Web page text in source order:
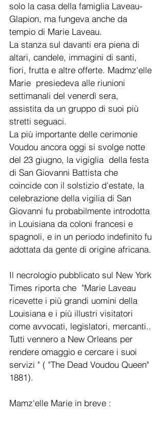
solo la casa della famiglia Laveau-
Glapion, ma fungeva anche da
tempio di Marie Laveau.
La stanza sul davanti era piena di
altari, candele, immagini di santi,
fiori, frutta e altre offerte. Madmz'elle
Marie  presiedeva alle riunioni
settimanali del venerdì sera,
assistita da un gruppo di suoi più
stretti seguaci.
La più importante delle cerimonie
Voudou ancora oggi si svolge notte
del 23 giugno, la vigiglia  della festa
di San Giovanni Battista che
coincide con il solstizio d'estate, la
celebrazione della vigilia di San
Giovanni fu probabilmente introdotta
in Louisiana da coloni francesi e
spagnoli, e in un periodo indefinito fu
adottata da gente di origine africana.
Il necrologio pubblicato sul New York
Times riporta che  "Marie Laveau
ricevette i più grandi uomini della
Louisiana e i più illustri visitatori
come avvocati, legislatori, mercanti..
Tutti vennero a New Orleans per
rendere omaggio e cercare i suoi
servizi " ( "The Dead Voudou Queen"
1881).
Mamz'elle Marie in breve :